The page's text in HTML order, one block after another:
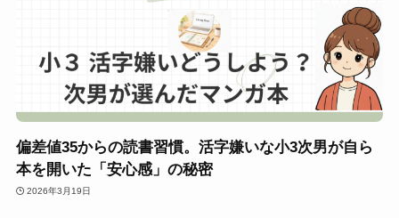
偏差値35からの読書習慣。活字嫌いな小3次男が自ら
本を開いた「安心感」の秘密
2026年3月19日